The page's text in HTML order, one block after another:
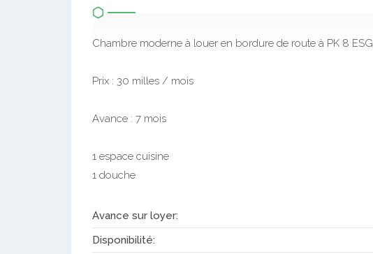
Chambre moderne à louer en bordure de route à PK 8 ESG
Prix : 30 milles / mois
Avance : 7 mois
1 espace cuisine
1 douche
Avance sur loyer:
Disponibilité: